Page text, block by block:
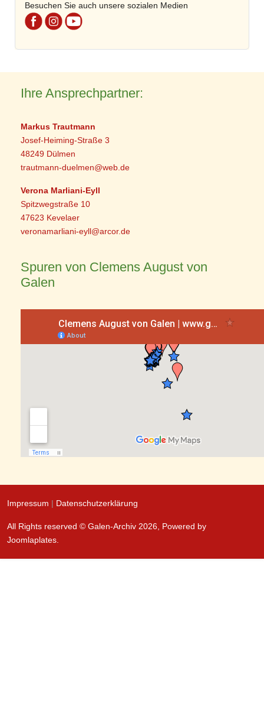
Besuchen Sie auch unsere sozialen Medien
Ihre Ansprechpartner:
Markus Trautmann
Josef-Heiming-Straße 3
48249 Dülmen
trautmann-duelmen@web.de
Verona Marliani-Eyll
Spitzwegstraße 10
47623 Kevelaer
veronamarliani-eyll@arcor.de
Spuren von Clemens August von
Galen
Impressum | Datenschutzerklärung
All Rights reserved © Galen-Archiv 2026, Powered by
Joomlaplates